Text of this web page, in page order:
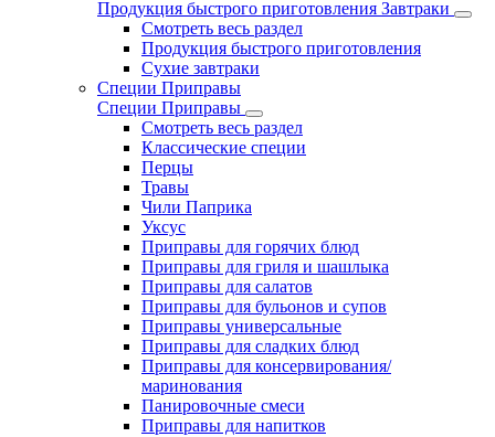
Продукция быстрого приготовления Завтраки
Смотреть весь раздел
Продукция быстрого приготовления
Сухие завтраки
Специи Приправы
Специи Приправы
Смотреть весь раздел
Классические специи
Перцы
Травы
Чили Паприка
Уксус
Приправы для горячих блюд
Приправы для гриля и шашлыка
Приправы для салатов
Приправы для бульонов и супов
Приправы универсальные
Приправы для сладких блюд
Приправы для консервирования/
маринования
Панировочные смеси
Приправы для напитков